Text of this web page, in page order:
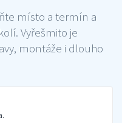
místo a termín a
Vyřešmito je
montáže i dlouho